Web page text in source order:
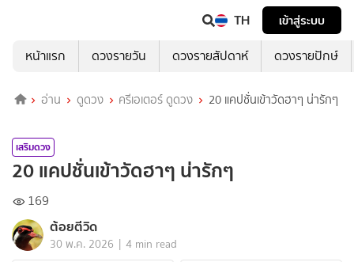
TH
เข้าสู่ระบบ
หน้าแรก
ดวงรายวัน ดวงรายสัปดาห์ ดวงรายปักษ์
อ่าน ดูดวง ครีเอเตอร์ ดูดวง 20 แคปชั่นเข้าวัดฮาๆ น่ารักๆ
เสริมดวง
20 แคปชั่นเข้าวัดฮาๆ น่ารักๆ
169
ต้อยตีวิด
30 พ.ค. 2026 | 4 min read